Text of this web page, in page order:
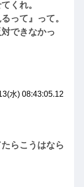
くれ。
って』って。
できなかっ
水) 08:43:05.12
らこうはなら